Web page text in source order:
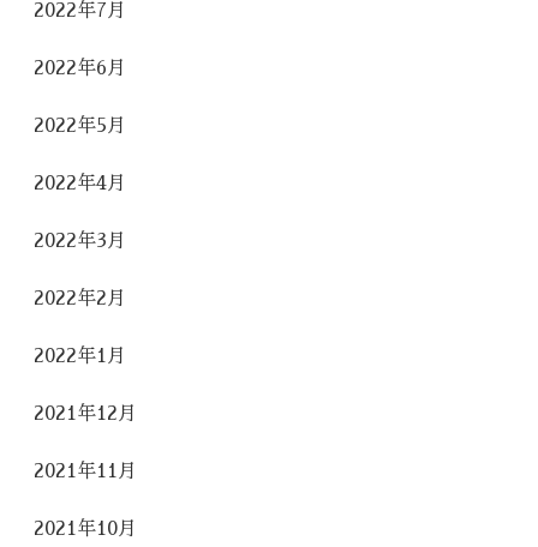
2022年7月
2022年6月
2022年5月
2022年4月
2022年3月
2022年2月
2022年1月
2021年12月
2021年11月
2021年10月